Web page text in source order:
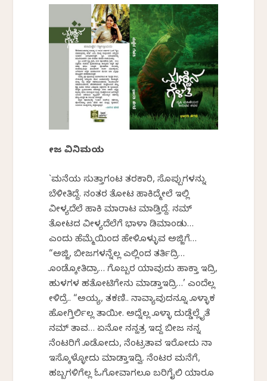
ಬೀಜ ವಿನಿಮಯ
`ಮನೆಯ ಸುತ್ತಾಗಂಟ ತರಕಾರಿ, ಸೊಪ್ಪುಗಳನ್ನು
ಬೆಳೀತಿದ್ದೆ. ನಂತರ ತೋಟ ಹಾಕಿದ್ಮೇಲೆ ಇಲ್ಲಿ
ವೀಳ್ಯದೆಲೆ ಹಾಕಿ ಮಾರಾಟ ಮಾಡ್ತಿದ್ದೆ. ನಮ್
ತೋಟದ ವೀಳ್ಯದೆಲೆಗೆ ಭಾಳಾ ಡಿಮಾಂಡು…
ಎಂದು ಹೆಮ್ಮೆಯಿಂದ ಹೇಳಿಕೊಳ್ಳುವ ಅಜ್ಜಿಗೆ…
“ಅಜ್ಜಿ, ಬೀಜಗಳನ್ನೆಲ್ಲ ಎಲ್ಲಿಂದ ತರ್ತಿದ್ರಿ…
ಕೊಂಡ್ಕೋತಿದ್ರಾ… ಗೊಬ್ಬರ ಯಾವುದು ಹಾಕ್ತಾ ಇದ್ರಿ,
ಹುಳಗಳ ಹತೋಟಿಗೇನು ಮಾಡ್ತಾಇದ್ರಿ…’ ಎಂದೆಲ್ಲ
ಕೇಳಿದ್ರೆ.. “ಅಯ್ಯ, ತಕಣಿ.. ನಾವ್ಯಾವುದನ್ನೂ ಕೊಳ್ಳಾಕ
ಹೋಗ್ತಿರ್ಲಿಲ್ಲ ತಾಯೀ. ಅದ್ನೆಲ್ಲ ಕೊಳ್ಳಾಕೆ ದುಡ್ಡೆಲ್ಲೈತೆ
ನಮ್ ತಾವ… ಏನೋ ನನ್ಹತ್ರ ಇದ್ದ ಬೀಜ ನನ್ನ
ನೆಂಟರಿಗೆ ಕೊಡೋದು, ನೆಂಟ್ರತಾವ ಇರೋದು ನಾ
ಇಸ್ಕೊಳ್ಳೋದು ಮಾಡ್ತಾಇದ್ವಿ. ನೆಂಟರ ಮನೆಗೆ,
ಹಬ್ಬಗಳಿಗೆಲ್ಲ ಓಗೋವಾಗಲೂ ಬರಿಗೈಲಿ ಯಾರೂ